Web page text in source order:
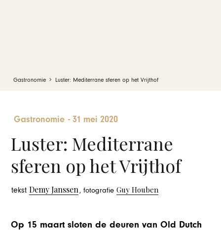
Gastronomie Luster: Mediterrane sferen op het Vrijthof
Gastronomie -31 mei 2020
Luster: Mediterrane
sferen op het Vrijthof
tekstDemy Janssen, fotografieGuy Houben
Op 15 maart sloten de deuren van Old Dutch